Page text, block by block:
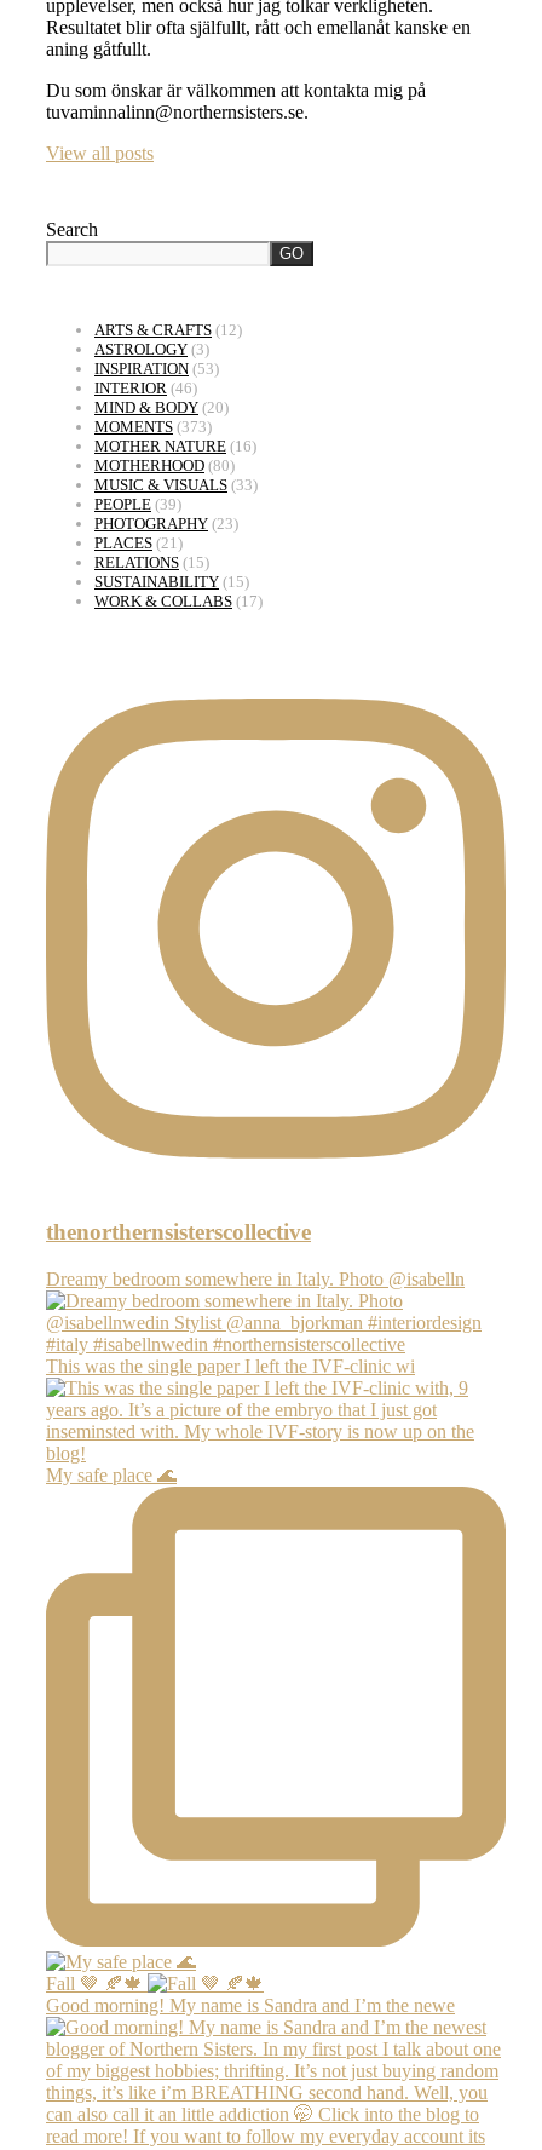
upplevelser, men också hur jag tolkar verkligheten.
Resultatet blir ofta själfullt, rått och emellanåt kanske en
aning gåtfullt.
Du som önskar är välkommen att kontakta mig på
tuvaminnalinn@northernsisters.se.
View all posts
Search
GO
ARTS & CRAFTS (12)
ASTROLOGY (3)
INSPIRATION (53)
INTERIOR (46)
MIND & BODY (20)
MOMENTS (373)
MOTHER NATURE (16)
MOTHERHOOD (80)
MUSIC & VISUALS (33)
PEOPLE (39)
PHOTOGRAPHY (23)
PLACES (21)
RELATIONS (15)
SUSTAINABILITY (15)
WORK & COLLABS (17)
thenorthernsisterscollective
Dreamy bedroom somewhere in Italy. Photo @isabelln
This was the single paper I left the IVF-clinic wi
My safe place 🌊
Fall 🤎 🍂🍁
Good morning! My name is Sandra and I’m the newe